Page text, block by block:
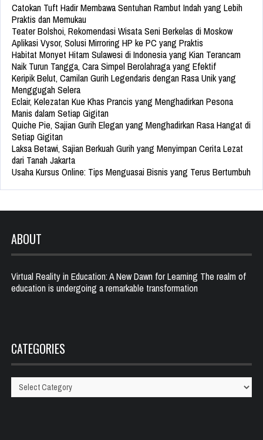
Catokan Tuft Hadir Membawa Sentuhan Rambut Indah yang Lebih
Praktis dan Memukau
Teater Bolshoi, Rekomendasi Wisata Seni Berkelas di Moskow
Aplikasi Vysor, Solusi Mirroring HP ke PC yang Praktis
Habitat Monyet Hitam Sulawesi di Indonesia yang Kian Terancam
Naik Turun Tangga, Cara Simpel Berolahraga yang Efektif
Keripik Belut, Camilan Gurih Legendaris dengan Rasa Unik yang
Menggugah Selera
Eclair, Kelezatan Kue Khas Prancis yang Menghadirkan Pesona
Manis dalam Setiap Gigitan
Quiche Pie, Sajian Gurih Elegan yang Menghadirkan Rasa Hangat di
Setiap Gigitan
Laksa Betawi, Sajian Berkuah Gurih yang Menyimpan Cerita Lezat
dari Tanah Jakarta
Usaha Kursus Online: Tips Menguasai Bisnis yang Terus Bertumbuh
ABOUT
Virtual Reality in Education: A New Dawn for Learning The realm of
education is undergoing a remarkable transformation
CATEGORIES
Categories